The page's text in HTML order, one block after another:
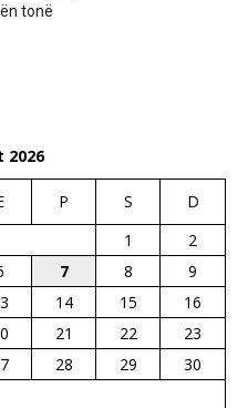
tonë
2026
P S
D
1
2
7 8
9
14 15
16
21 22
23
28 29
30